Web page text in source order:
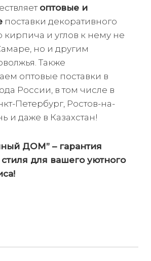
оптовые и
поставки декоративного
кирпича и углов к нему не
но и другим
Также
оптовые поставки в
России, в том числе в
Петербург, Ростов-на-
и даже в Казахстан!
ДОМ” – гарантия
стиля для вашего уютного